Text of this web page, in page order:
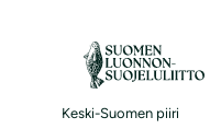
Keski-Suomen piiri
Etusivu|Ajankohtaista